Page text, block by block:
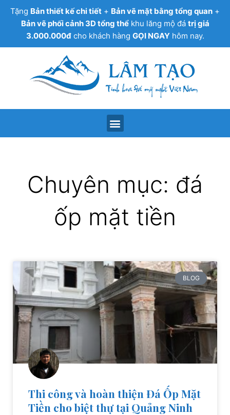
Tặng Bản thiết kế chi tiết + Bản vẽ mặt bằng tổng quan +
Bản vẽ phối cảnh 3D tổng thểkhu lăng mộ đá trị giá
3.000.000đcho khách hàng GỌI NGAYhôm nay.
Chuyên mục: đá
ốp mặt tiền
BLOG
Thi công và hoàn thiện Đá Ốp Mặt
Tiền cho biệt thự tại Quảng Ninh